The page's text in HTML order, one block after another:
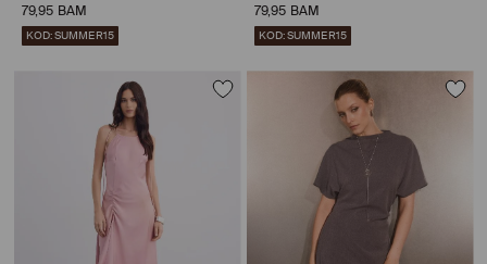
79,95 BAM
KOD: SUMMER15
79,95 BAM
KOD: SUMMER15